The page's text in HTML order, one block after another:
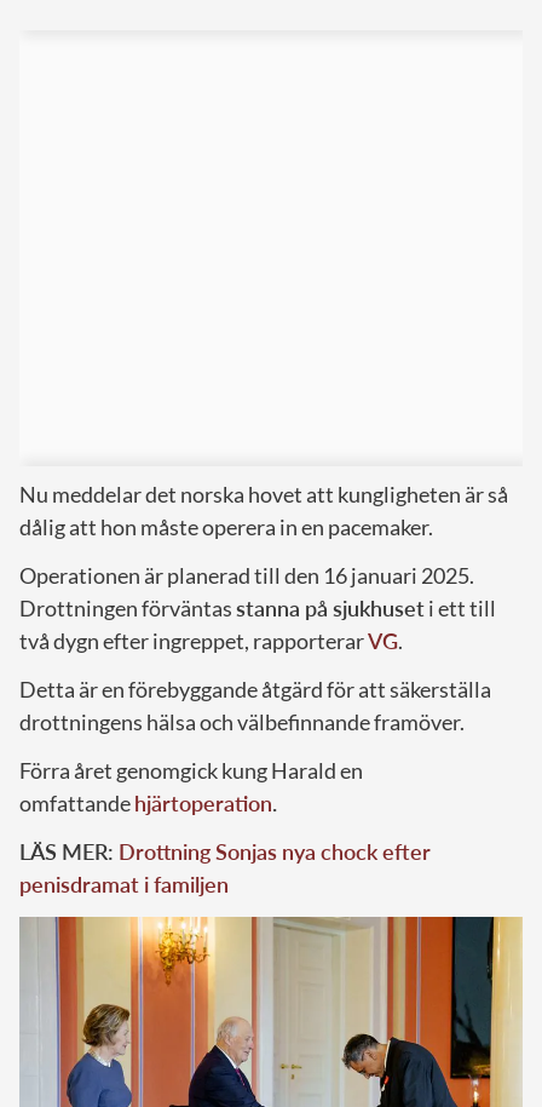
Nu meddelar det norska hovet att kungligheten är så
dålig att hon måste operera in en pacemaker.
Operationen är planerad till den 16 januari 2025.
Drottningen förväntasstanna på sjukhuseti ett till
två dygn efter ingreppet, rapporterarVG.
Detta är en förebyggande åtgärd för att säkerställa
drottningens hälsa och välbefinnande framöver.
Förra året genomgick kung Harald en
omfattandehjärtoperation.
LÄS MER: Drottning Sonjas nya chock efter
penisdramat i familjen